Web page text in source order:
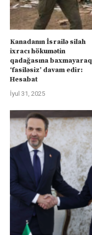
Kanadanın İsrailə silah
ixracı hökumətin
qadağasına baxmayaraq
‘fasiləsiz’ davam edir:
Hesabat
İyul 31, 2025